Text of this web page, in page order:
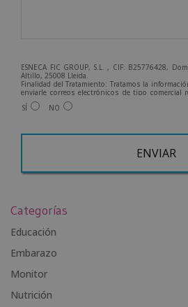
ESNECA FIC GROUP, S.L. , CIF: B25776428,
Altillo, 25008 Lleida.
Finalidad del Tratamiento: Tratamos la
enviarle correos electrónicos de tipo comercial
ofrecidos y otros tipo de productos que fueran
Legitimación del tratamiento: Consentimiento del
Para más información consulte nuestra Política
SÍ NO
t
e
n
a
t
Categorías
Educación
Embarazo
Monitor
Nutrición